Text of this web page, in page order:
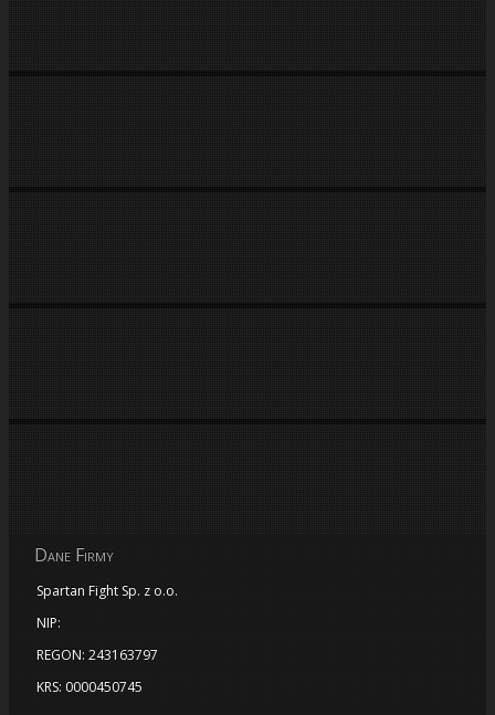
Dane Firmy
Spartan Fight Sp. z o.o.
NIP:
REGON: 243163797
KRS: 0000450745